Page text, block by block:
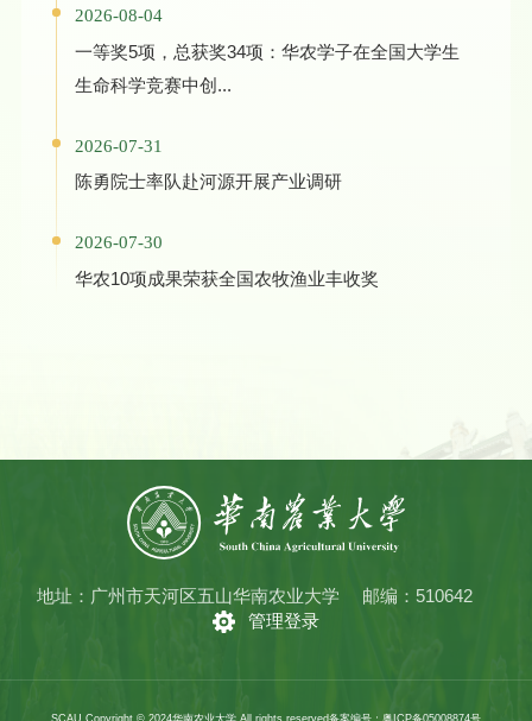
2026-08-04
一等奖5项，总获奖34项：华农学子在全国大学生
生命科学竞赛中创...
2026-07-31
陈勇院士率队赴河源开展产业调研
2026-07-30
华农10项成果荣获全国农牧渔业丰收奖
地址：广州市天河区五山华南农业大学
邮编：510642
管理登录
SCAU Copyright © 2024华南农业大学 All rights reserved备案编号：粤ICP备05008874号